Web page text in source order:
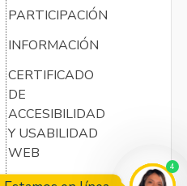
PARTICIPACIÓN
INFORMACIÓN
CERTIFICADO
DE
ACCESIBILIDAD
Y USABILIDAD
WEB
4